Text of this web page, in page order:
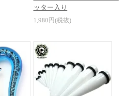
ッター入り
1,980円(税抜)